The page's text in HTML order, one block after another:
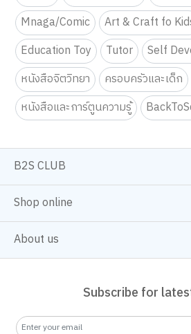
Fiction
Selfhelp Book
Mnaga/Comic
Art & Craft fo
Education Toy
Tutor
Self
หนังสือจิตวิทยา
ครอบครัวและเด็ก
B2S CLUB
Shop online
About us
Subscribe for